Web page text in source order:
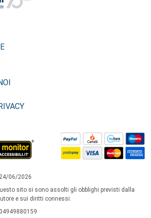
06/2026
sito si sono assolti gli obblighi previsti dalla
e sui diritti connessi.